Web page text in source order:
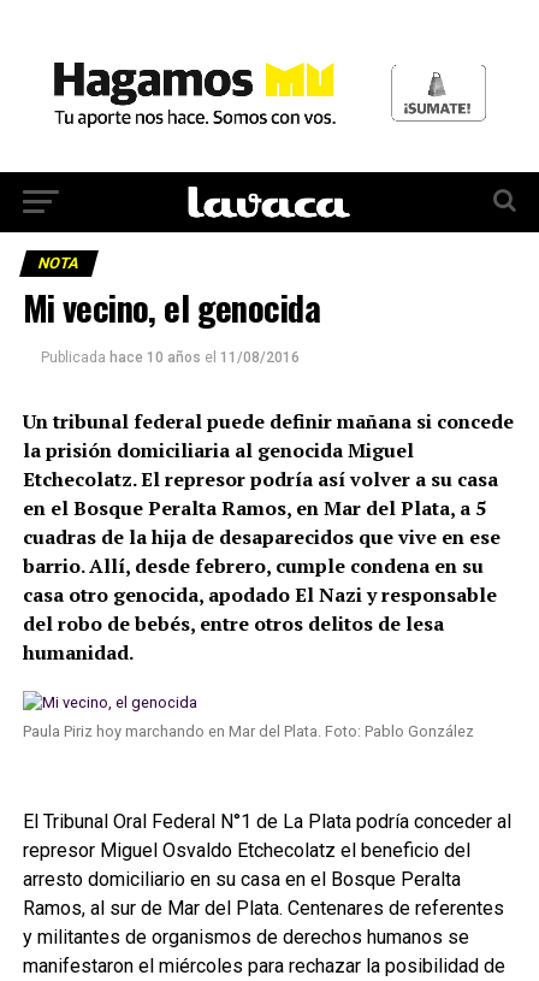
NOTA
Mi vecino, el genocida
Publicada hace 10 años el 11/08/2016
Un tribunal federal puede definir mañana si concede
la prisión domiciliaria al genocida Miguel
Etchecolatz. El represor podría así volver a su casa
en el Bosque Peralta Ramos, en Mar del Plata, a 5
cuadras de la hija de desaparecidos que vive en ese
barrio. Allí, desde febrero, cumple condena en su
casa otro genocida, apodado El Nazi y responsable
del robo de bebés, entre otros delitos de lesa
humanidad.
Paula Piriz hoy marchando en Mar del Plata. Foto: Pablo González
El Tribunal Oral Federal N°1 de La Plata podría conceder al
represor Miguel Osvaldo Etchecolatz el beneficio del
arresto domiciliario en su casa en el Bosque Peralta
Ramos, al sur de Mar del Plata. Centenares de referentes
y militantes de organismos de derechos humanos se
manifestaron el miércoles para rechazar la posibilidad de